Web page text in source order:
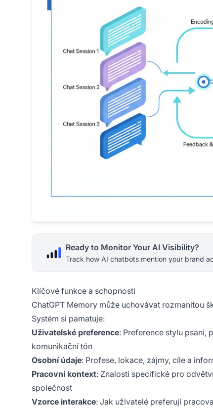
Ready to Monitor Your AI Visibility?
Track how AI chatbots mention your brand
Klíčové funkce a schopnosti
ChatGPT Memory může uchovávat rozmanitou
Systém si pamatuje:
Uživatelské preference: Preference stylu psaní,
komunikační tón
Osobní údaje: Profese, lokace, zájmy, cíle a
Pracovní kontext: Znalosti specifické pro
společnost
Vzorce interakce: Jak uživatelé preferují